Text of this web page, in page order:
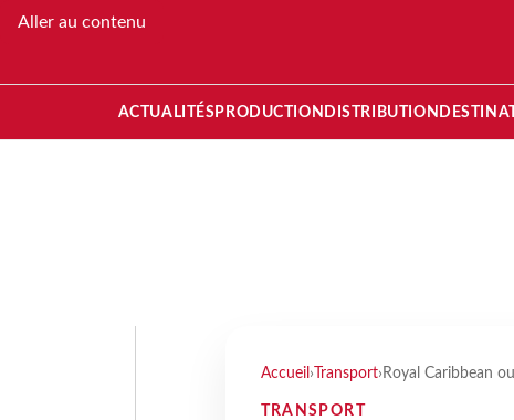
Aller au contenu
ACTUALITÉS PRODUCTION DISTRIBUTION
Accueil › Transport› Royal Caribbean
TRANSPORT